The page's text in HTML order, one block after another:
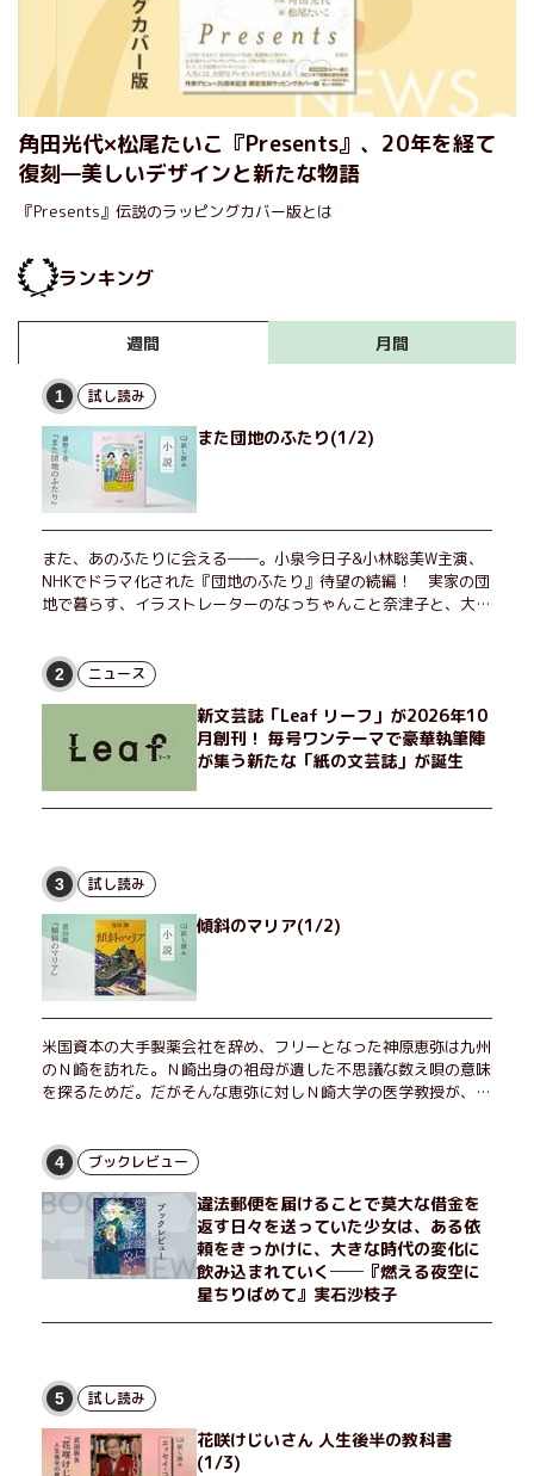
角田光代×松尾たいこ『Presents』、20年を経て
復刻—美しいデザインと新たな物語
『Presents』伝説のラッピングカバー版とは
ランキング
週間 月間
1 試し読み
また団地のふたり(1/2)
また、あのふたりに会える――。小泉今日子&小林聡美W主演、
NHKでドラマ化された『団地のふたり』待望の続編！ 実家の団
地で暮らす、イラストレーターのなっちゃんこと奈津子と、大学
げたり、部屋でふたりだけの「台湾映画祭」を催したり。50代
独身、幼なじみの変わらぬ友情とささやかな幸せの日々を描く。
2 ニュース
新文芸誌「Leaf リーフ」が2026年10
月創刊！ 毎号ワンテーマで豪華執筆陣
が集う新たな「紙の文芸誌」が誕生
3 試し読み
傾斜のマリア(1/2)
米国資本の大手製薬会社を辞め、フリーとなった神原恵弥は九州
のＮ崎を訪れた。Ｎ崎出身の祖母が遺した不思議な数え唄の意味
を探るためだ。だがそんな恵弥に対しＮ崎大学の医学教授が、米
恵弥は、まるで影のような存在の博士とまみえることはできるの
か？ そして、唄の歌詞「かたむくマリア」に込められた秘密と
は？ 謎めいたラストが鮮烈な余韻を残すシリーズ第四作！
4 ブックレビュー
違法郵便を届けることで莫大な借金を
返す日々を送っていた少女は、ある依
頼をきっかけに、大きな時代の変化に
飲み込まれていく──『燃える夜空に
星ちりばめて』実石沙枝子
5 試し読み
花咲けじいさん 人生後半の教科書
(1/3)